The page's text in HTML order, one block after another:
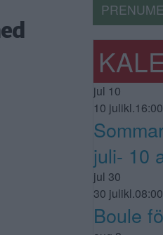
jul 10
10 julikl.16:00
juli- 10
jul 30
30 julikl.08:00
Boule